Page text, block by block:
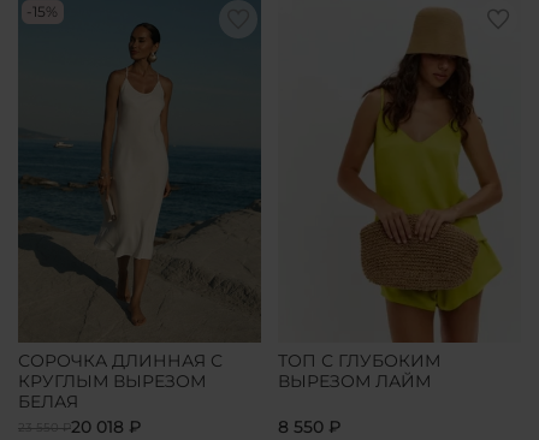
-15%
СОРОЧКА ДЛИННАЯ С
КРУГЛЫМ ВЫРЕЗОМ
БЕЛАЯ
23 550 ₽20 018 ₽
ТОП С ГЛУБОКИМ
ВЫРЕЗОМ ЛАЙМ
8 550 ₽